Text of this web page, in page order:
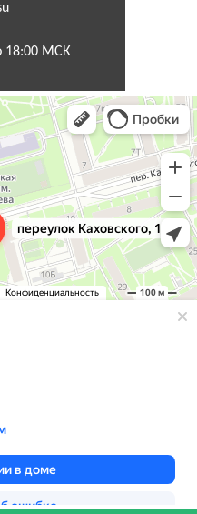
18:00 МСК